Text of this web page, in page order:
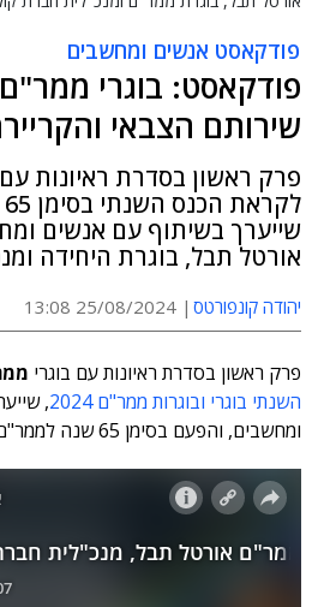
פודקאסט אנשים ומחשבים
פודקאסט: בוגרי
שירותם הצבאי
פרק ראשון בסדרת ראיונות
שייערך בשיתוף עם אנשים
אורטל תבל, בוגרת היחידה
יהודה קונפורטס 25/08/2024 13:08
פרק ראשון בסדרת ראיונות עם בוגרי
השנתי בוגרי ובוגרות ממר"ם 2024
,
ומחשבים, והפעם בסימן 65 שנה לממר"ם.